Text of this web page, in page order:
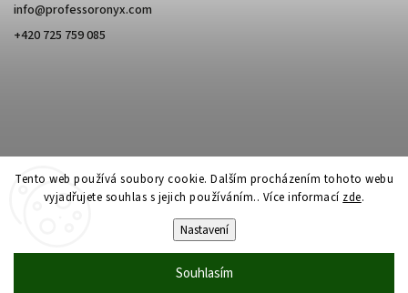
Tento web používá soubory cookie. Dalším procházením tohoto webu
vyjadřujete souhlas s jejich používáním.. Více informací zde.
Nastavení
Souhlasím
info@professoronyx.com
+420 725 759 085
Professor Onyx. Všechna práva vyhrazena.